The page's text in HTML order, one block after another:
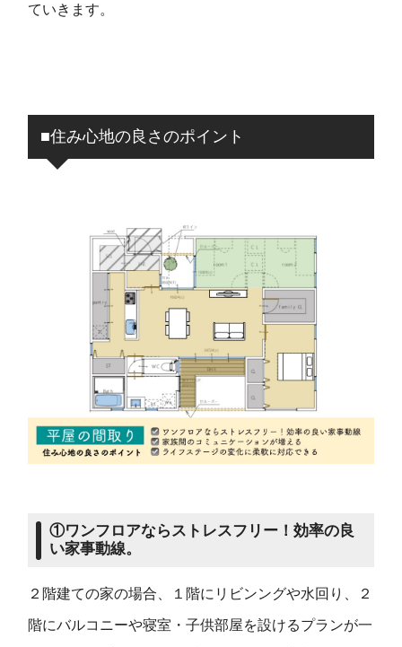
ていきます。
■住み心地の良さのポイント
①ワンフロアならストレスフリー！効率の良
い家事動線。
２階建ての家の場合、１階にリビンングや水回り、２
階にバルコニーや寝室・子供部屋を設けるプランが一